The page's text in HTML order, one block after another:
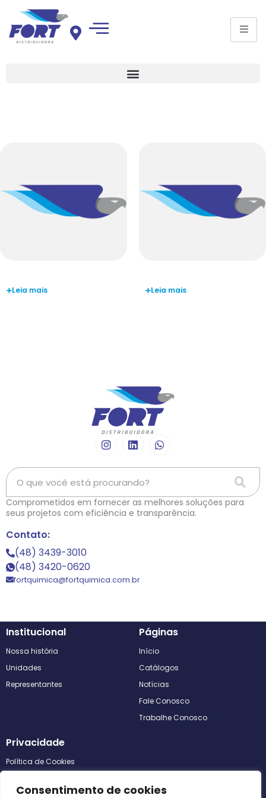
Consentimento de cookies
Leia mais Leia mais
Comprometidos em fornecer as melhores soluções para
seus projetos com eficiência e transparência.
Contato:
(48) 3439-3010
(48) 3420-0620
fortquimica@fortquimica.com.br
Institucional
Nossa história
Unidades
Representantes
Páginas
Início
Catálogos
Notícias
Fale Conosco
Trabalhe Conosco
Privacidade
Política de Cookies
Termos de uso